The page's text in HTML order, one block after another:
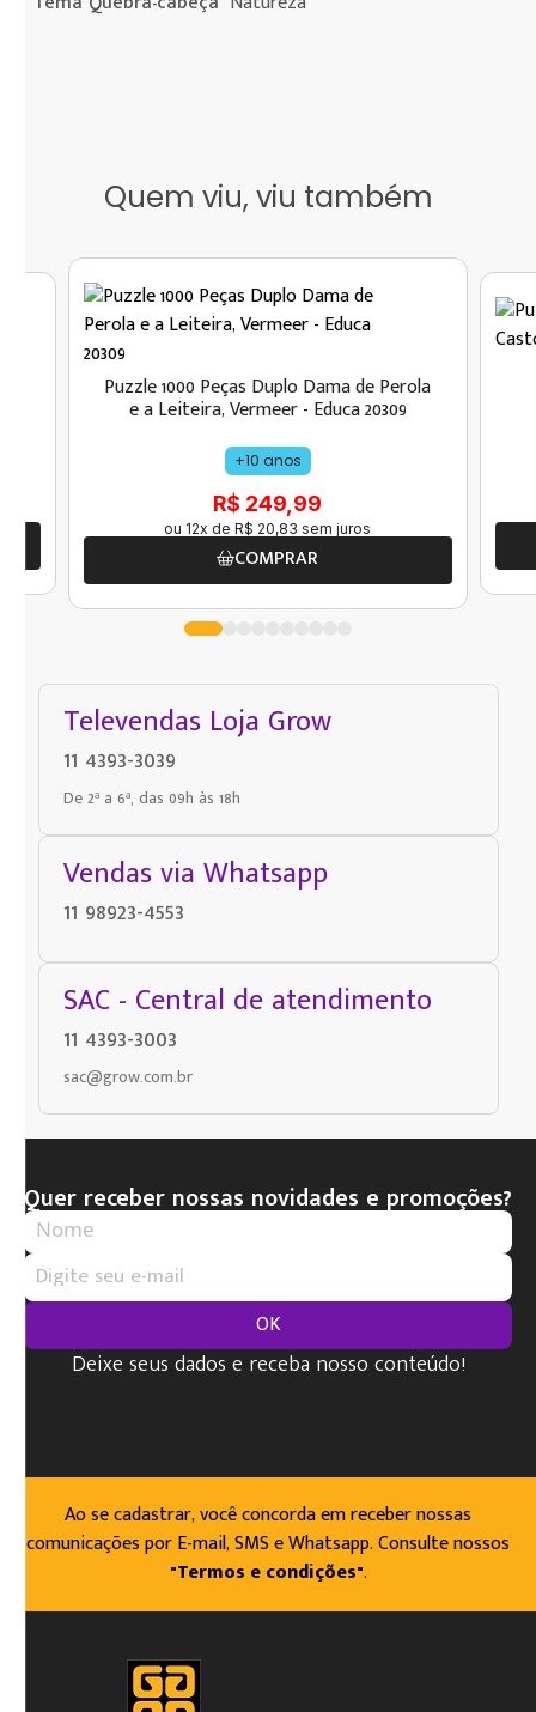
Quem viu, viu também
Puzzle 1000 Peças Duplo Dama de Perola
e a Leiteira, Vermeer - Educa 20309
+10 anos
R$ 249,99
ou 12x deR$ 20,83 sem juros
COMPRAR
Televendas Loja Grow
11 4393-3039
De 2ª a 6ª, das 09h às 18h
Vendas via Whatsapp
11 98923-4553
SAC - Central de atendimento
11 4393-3003
sac@grow.com.br
Quer receber nossas novidades e promoções?
OK
Deixe seus dados e receba nosso conteúdo!
Ao se cadastrar, você concorda em receber nossas
comunicações por E-mail, SMS e Whatsapp. Consulte nossos
"Termos e condições".